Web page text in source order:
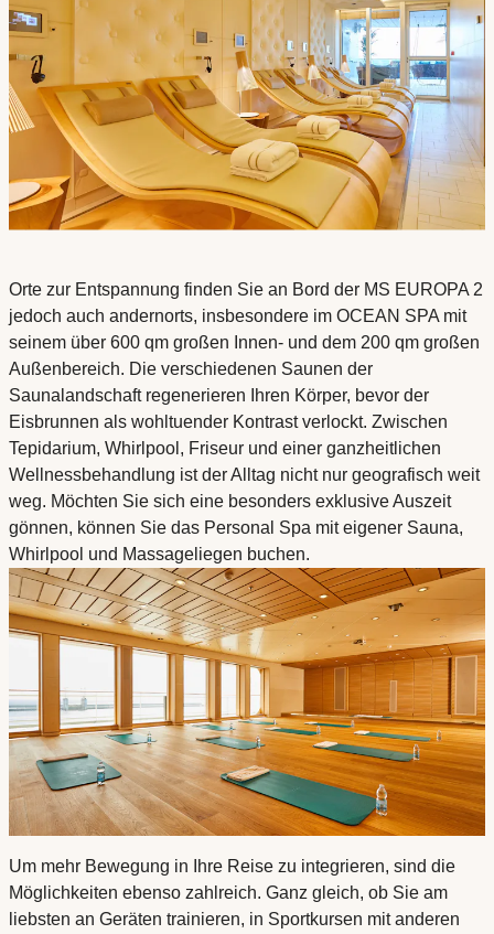
Orte zur Entspannung finden Sie an Bord der MS EUROPA 2
jedoch auch andernorts, insbesondere im OCEAN SPA mit
seinem über 600 qm großen Innen- und dem 200 qm großen
Außenbereich. Die verschiedenen Saunen der
Saunalandschaft regenerieren Ihren Körper, bevor der
Eisbrunnen als wohltuender Kontrast verlockt. Zwischen
Tepidarium, Whirlpool, Friseur und einer ganzheitlichen
Wellnessbehandlung ist der Alltag nicht nur geografisch weit
weg. Möchten Sie sich eine besonders exklusive Auszeit
gönnen, können Sie das Personal Spa mit eigener Sauna,
Whirlpool und Massageliegen buchen.
Um mehr Bewegung in Ihre Reise zu integrieren, sind die
Möglichkeiten ebenso zahlreich. Ganz gleich, ob Sie am
liebsten an Geräten trainieren, in Sportkursen mit anderen